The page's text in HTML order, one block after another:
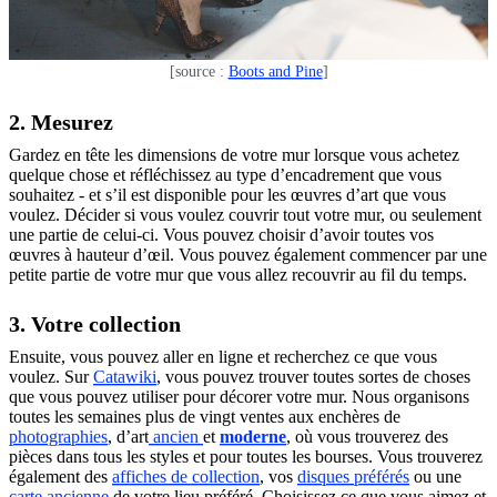
[source : Boots and Pine]
2. Mesurez
Gardez en tête les dimensions de votre mur lorsque vous achetez
quelque chose et réfléchissez au type d’encadrement que vous
souhaitez - et s’il est disponible pour les œuvres d’art que vous
voulez. Décider si vous voulez couvrir tout votre mur, ou seulement
une partie de celui-ci. Vous pouvez choisir d’avoir toutes vos
œuvres à hauteur d’œil. Vous pouvez également commencer par une
petite partie de votre mur que vous allez recouvrir au fil du temps.
3. Votre collection
Ensuite, vous pouvez aller en ligne et recherchez ce que vous
voulez. SurCatawiki, vous pouvez trouver toutes sortes de choses
que vous pouvez utiliser pour décorer votre mur. Nous organisons
toutes les semaines plus de vingt ventes aux enchères de
photographies, d’art ancien et moderne, où vous trouverez des
pièces dans tous les styles et pour toutes les bourses. Vous trouverez
également des affiches de collection, vos disques préférés ou une